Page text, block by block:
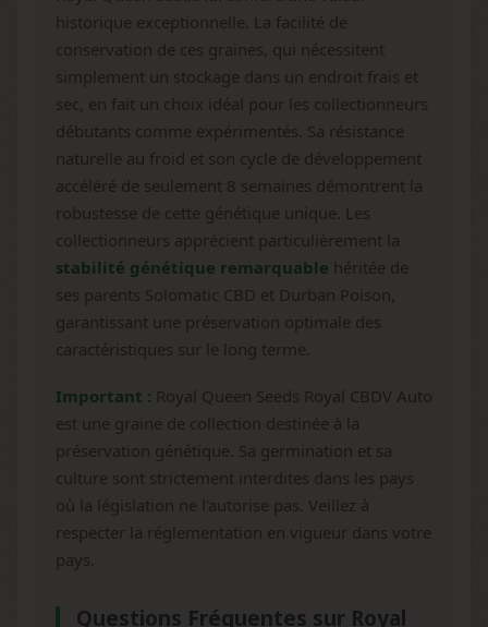
historique exceptionnelle. La facilité de
conservation de ces graines, qui nécessitent
simplement un stockage dans un endroit frais et
sec, en fait un choix idéal pour les collectionneurs
débutants comme expérimentés. Sa résistance
naturelle au froid et son cycle de développement
accéléré de seulement 8 semaines démontrent la
robustesse de cette génétique unique. Les
collectionneurs apprécient particulièrement la
stabilité génétique remarquable héritée de
ses parents Solomatic CBD et Durban Poison,
garantissant une préservation optimale des
caractéristiques sur le long terme.
Important : Royal Queen Seeds Royal CBDV Auto
est une graine de collection destinée à la
préservation génétique. Sa germination et sa
culture sont strictement interdites dans les pays
où la législation ne l'autorise pas. Veillez à
respecter la réglementation en vigueur dans votre
pays.
Questions Fréquentes sur Royal